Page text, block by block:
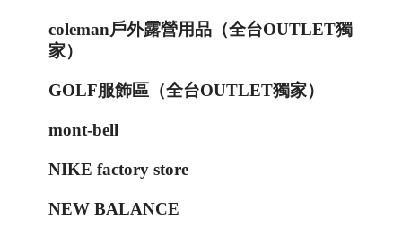
coleman戶外露營用品（全台OUTLET獨
家）
GOLF服飾區（全台OUTLET獨家）
mont-bell
NIKE factory store
NEW BALANCE